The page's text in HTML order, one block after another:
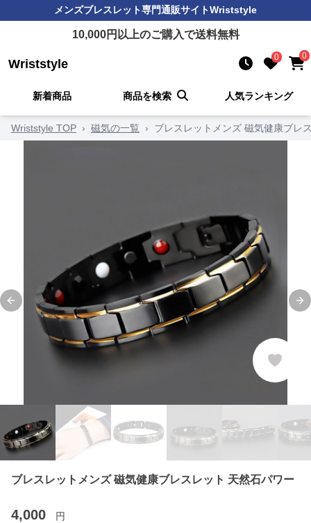
メンズブレスレット専門通販サイトWriststyle
10,000円以上のご購入で送料無料
Wriststyle 0 0
新着商品 商品を検索 人気ランキング
Wriststyle TOP › 磁気の一覧 › ブレスレットメンズ 磁気健康ブレ
Previous slide
ブレスレットメンズ 磁気健康ブレスレット 天然石パワー
4,000 円